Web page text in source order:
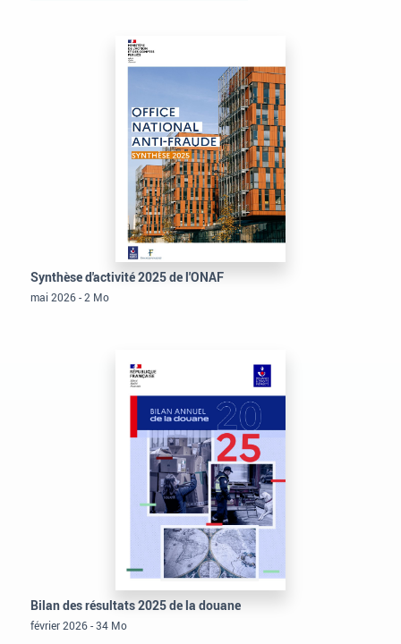
Synthèse d'activité 2025 de l'ONAF
mai 2026 - 2 Mo
Bilan des résultats 2025 de la douane
février 2026 - 34 Mo